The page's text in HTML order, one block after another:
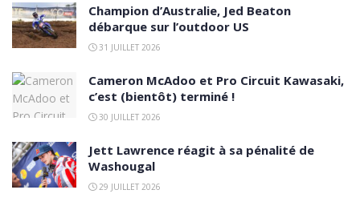
Champion d’Australie, Jed Beaton
débarque sur l’outdoor US
31 JUILLET 2026
Cameron McAdoo et Pro Circuit Kawasaki,
c’est (bientôt) terminé !
30 JUILLET 2026
Jett Lawrence réagit à sa pénalité de
Washougal
29 JUILLET 2026